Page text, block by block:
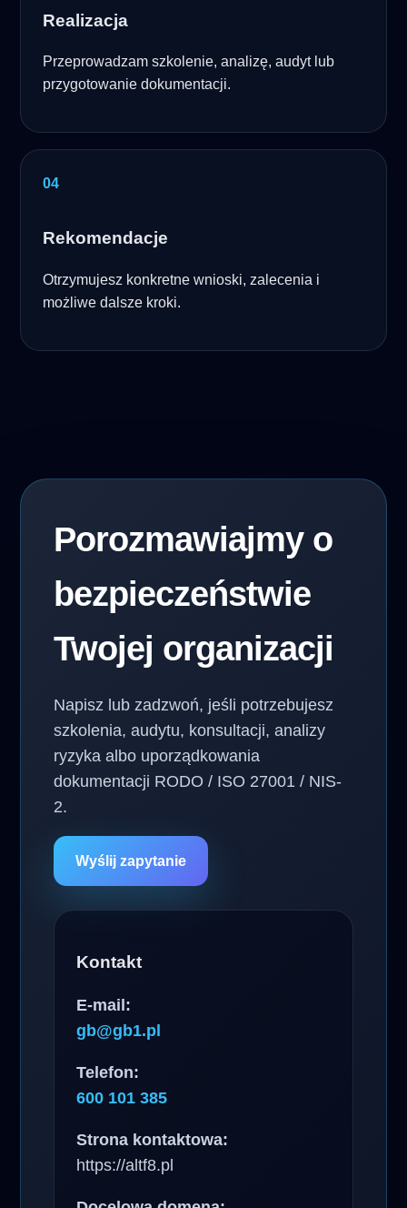
Realizacja
Przeprowadzam szkolenie, analizę, audyt lub
przygotowanie dokumentacji.
Rekomendacje
Otrzymujesz konkretne wnioski, zalecenia i
możliwe dalsze kroki.
Porozmawiajmy o
bezpieczeństwie
Twojej organizacji
Napisz lub zadzwoń, jeśli potrzebujesz
szkolenia, audytu, konsultacji, analizy
ryzyka albo uporządkowania
dokumentacji RODO / ISO 27001 / NIS-
2.
Wyślij zapytanie
Kontakt
E-mail:
gb@gb1.pl
Telefon:
600 101 385
Strona kontaktowa:
https://altf8.pl